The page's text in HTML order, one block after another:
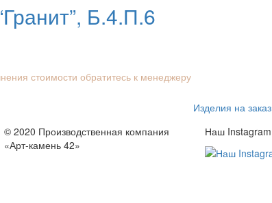
Б.4.П.6
стоимости обратитесь к менеджеру
Изделия на заказ
© 2020 Производственная компания
«Арт-камень 42»
Наш Instagram